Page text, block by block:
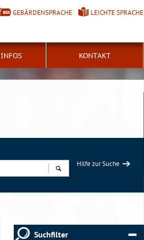
GEBÄRDENSPRACHE LEICHTE SPRACHE
KONTAKT
Hilfe zur Suche
Suchfilter